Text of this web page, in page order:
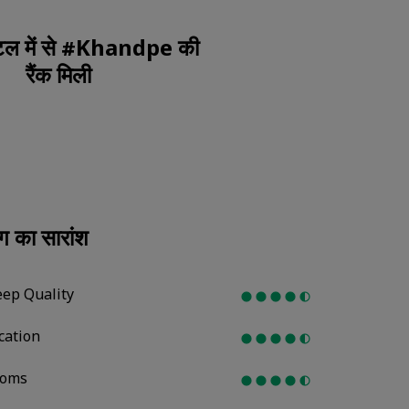
में से #Khandpe की
रैंक मिली
का सारांश
Quality